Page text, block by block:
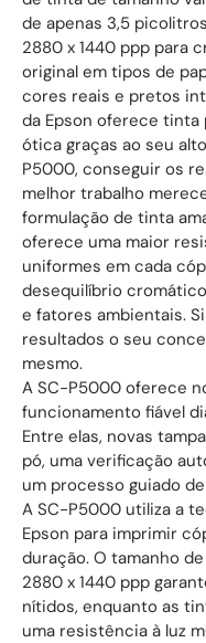
de apenas 3,5
2880 x 1440 ppp para
original em tipos de
cores reais e pretos
da Epson oferece tinta
ótica graças ao seu
P5000, conseguir os
melhor trabalho
formulação de tinta
oferece uma maior
uniformes em cada
desequilíbrio
e fatores ambientais.
resultados o seu
mesmo.
A SC-P5000 oferece
funcionamento fiável
Entre elas, novas
pó, uma verificação
um processo guiado
A SC-P5000 utiliza a
Epson para imprimir
duração. O tamanho
2880 x 1440 ppp
nítidos, enquanto as
uma resistência à luz